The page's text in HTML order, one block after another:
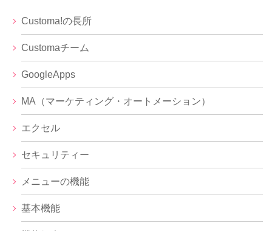
Customa!の長所
Customaチーム
GoogleApps
MA（マーケティング・オートメーション）
エクセル
セキュリティー
メニューの機能
基本機能